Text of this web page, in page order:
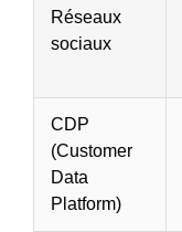
Réseaux
sociaux
CDP
(Customer
Data
Platform)